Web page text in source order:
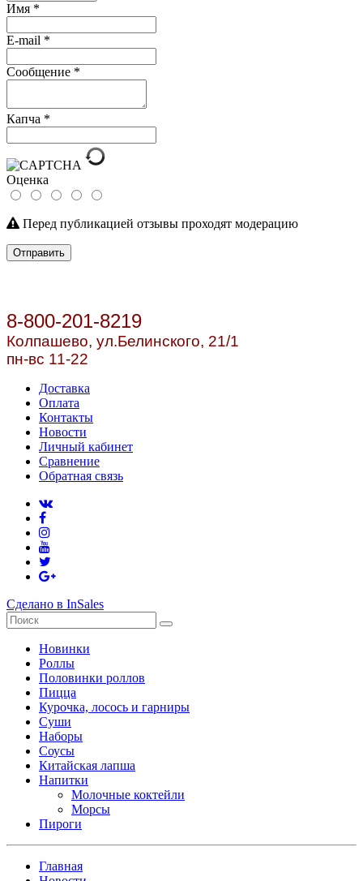
Имя *
E-mail *
Сообщение *
Капча *
Оценка
Перед публикацией отзывы проходят модерацию
Отправить
8-800-201-8219
Колпашево, ул.Белинского, 21/1
пн-вс 11-22
Доставка
Оплата
Контакты
Новости
Личный кабинет
Сравнение
Обратная связь
Сделано в InSales
Новинки
Роллы
Половинки роллов
Пицца
Курочка, лосось и гарниры
Суши
Наборы
Соусы
Китайская лапша
Напитки
Молочные коктейли
Морсы
Пироги
Главная